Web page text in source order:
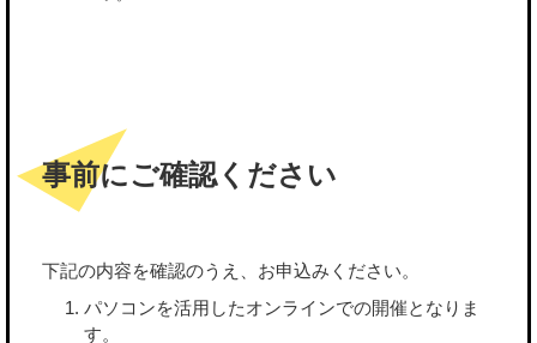
事前にご確認ください
下記の内容を確認のうえ、お申込みください。
パソコンを活用したオンラインでの開催となりま
す。